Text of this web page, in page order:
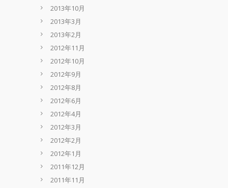
2013年10月
2013年3月
2013年2月
2012年11月
2012年10月
2012年9月
2012年8月
2012年6月
2012年4月
2012年3月
2012年2月
2012年1月
2011年12月
2011年11月